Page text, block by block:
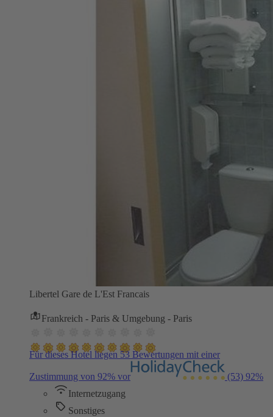
Libertel Gare de L'Est Francais
Frankreich - Paris & Umgebung - Paris
Für dieses Hotel liegen 53 Bewertungen mit einer
Zustimmung von 92% vor (53) 92%
Internetzugang
Sonstiges